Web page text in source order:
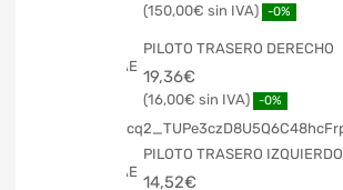
150,00€ -0%
PILOTO TRASERO DERECHO
19,36€
16,00€ -0%
PILOTO TRASERO IZQUIERDO
14,52€